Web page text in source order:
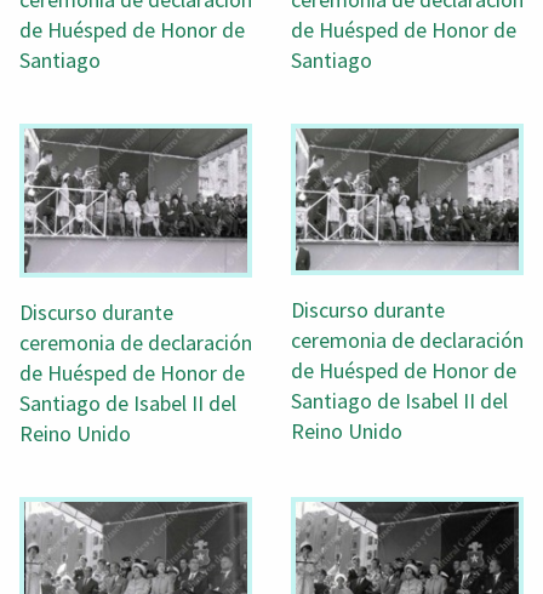
de Huésped de Honor de
Santiago
de Huésped de Honor de
Santiago
Discurso durante
ceremonia de declaración
de Huésped de Honor de
Santiago de Isabel II del
Reino Unido
Discurso durante
ceremonia de declaración
de Huésped de Honor de
Santiago de Isabel II del
Reino Unido